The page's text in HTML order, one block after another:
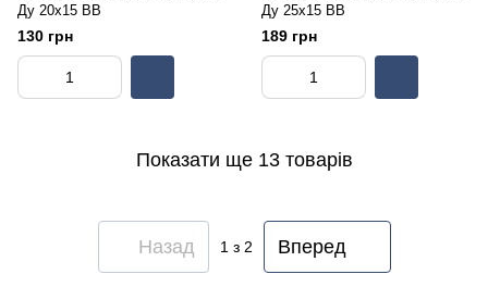
Ду 20х15 ВВ
130 грн
Ду 25х15 ВВ
189 грн
Показати ще 13 товарів
Назад 1 з 2 Вперед